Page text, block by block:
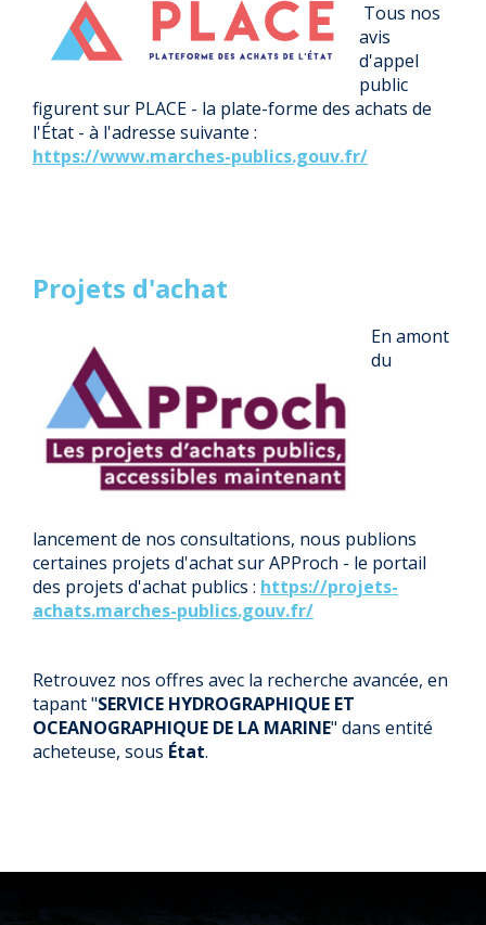
Tous nos
avis
d'appel
public
figurent sur PLACE - la plate-forme des achats de
l'État - à l'adresse suivante :
https://www.marches-publics.gouv.fr/
Projets d'achat
En amont
du
lancement de nos consultations, nous publions
certaines projets d'achat sur APProch - le portail
des projets d'achat publics : https://projets-
achats.marches-publics.gouv.fr/
Retrouvez nos offres avec la recherche avancée, en
tapant "SERVICE HYDROGRAPHIQUE ET
OCEANOGRAPHIQUE DE LA MARINE" dans entité
acheteuse, sous État.